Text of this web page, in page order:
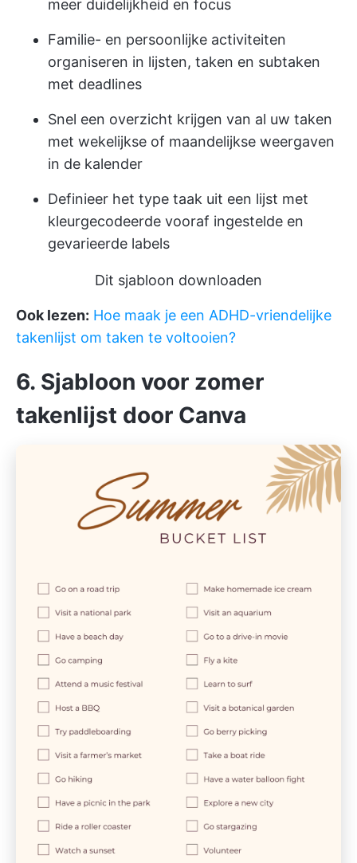
meer duidelijkheid en focus
Familie- en persoonlijke activiteiten
organiseren in lijsten, taken en subtaken
met deadlines
Snel een overzicht krijgen van al uw taken
met wekelijkse of maandelijkse weergaven
in de kalender
Definieer het type taak uit een lijst met
kleurgecodeerde vooraf ingestelde en
gevarieerde labels
Dit sjabloon downloaden
Ook lezen: Hoe maak je een ADHD-vriendelijke
takenlijst om taken te voltooien?
6. Sjabloon voor zomer
takenlijst door Canva